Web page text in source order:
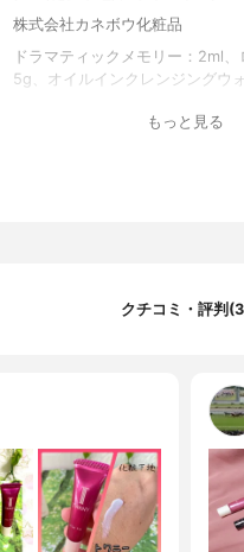
株式会社カネボウ化粧品
ドラマティックメモリー：2ml
5g、オイルインクレンジングウ
もっと見る
クチコミ・評判